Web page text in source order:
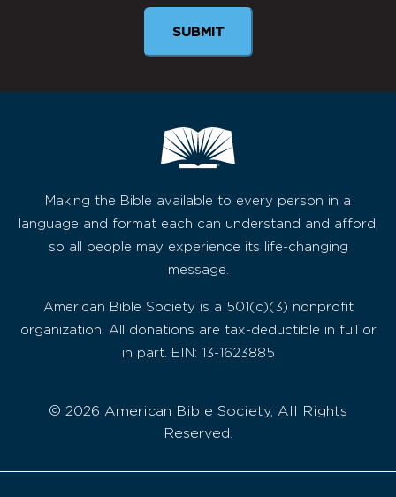
SUBMIT
Making the Bible available to every person in a
language and format each can understand and afford,
so all people may experience its life-changing
message.
American Bible Society is a 501(c)(3) nonprofit
organization. All donations are tax-deductible in full or
in part. EIN: 13-1623885
© 2026 American Bible Society, All Rights
Reserved.